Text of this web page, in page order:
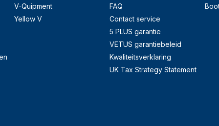
V-Quipment
Yellow V
FAQ
Contact service
5 PLUS garantie
VETUS garantiebeleid
Kwaliteitsverklaring
UK Tax Strategy Statement